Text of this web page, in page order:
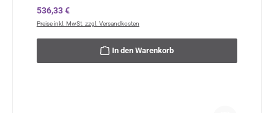
Regulärer Preis:
536,33 €
Preise inkl. MwSt. zzgl. Versandkosten
In den Warenkorb